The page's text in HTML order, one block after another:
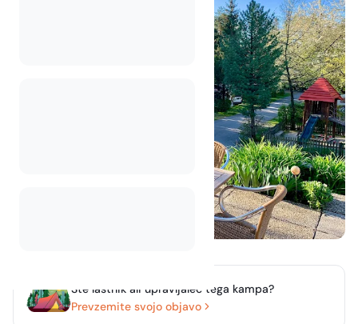
Ste lastnik ali upravljalec tega kampa?
Prevzemite svojo objavo